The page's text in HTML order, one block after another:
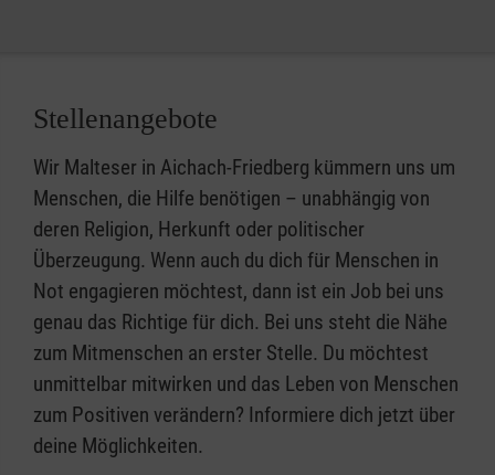
Stellenangebote
Wir Malteser in Aichach-Friedberg kümmern uns um
Menschen, die Hilfe benötigen – unabhängig von
deren Religion, Herkunft oder politischer
Überzeugung. Wenn auch du dich für Menschen in
Not engagieren möchtest, dann ist ein Job bei uns
genau das Richtige für dich. Bei uns steht die Nähe
zum Mitmenschen an erster Stelle. Du möchtest
unmittelbar mitwirken und das Leben von Menschen
zum Positiven verändern? Informiere dich jetzt über
deine Möglichkeiten.